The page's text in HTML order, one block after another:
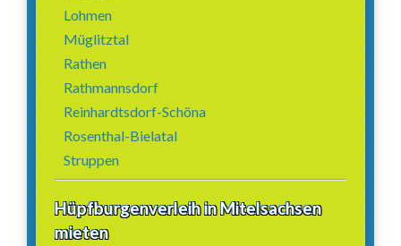
Lohmen
Müglitztal
Rathen
Rathmannsdorf
Reinhardtsdorf-Schöna
Rosenthal-Bielatal
Struppen
Hüpfburgenverleih in Mitelsachsen
mieten